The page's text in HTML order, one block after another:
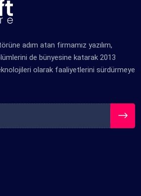
adım atan firmamız yazılım,
de bünyesine katarak 2013
olarak faaliyetlerini sürdürmeye